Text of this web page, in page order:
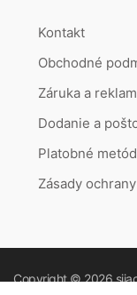
Kontakt
Obchodné
Záruka a
Dodanie a
Platobné
Zásady
Copyright © 2026